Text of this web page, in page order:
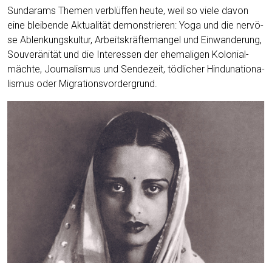
Sun­darams The­men ver­blüf­fen heu­te, weil so vie­le davon
eine blei­ben­de Aktua­li­tät demons­trie­ren: Yoga und die ner­vö­
se Ablen­kungs­kul­tur, Arbeits­kräf­te­man­gel und Ein­wan­de­rung,
Sou­ve­rä­ni­tät und die Inter­es­sen der ehe­ma­li­gen Kolo­ni­al­
mäch­te, Jour­na­lis­mus und Sen­de­zeit, töd­li­cher Hind­una­tio­na­
lis­mus oder Migrationsvordergrund.